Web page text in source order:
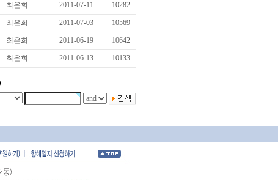
최은희 2011-07-11 10282
최은희 2011-07-03 10569
최은희 2011-06-19 10642
최은희 2011-06-13 10133